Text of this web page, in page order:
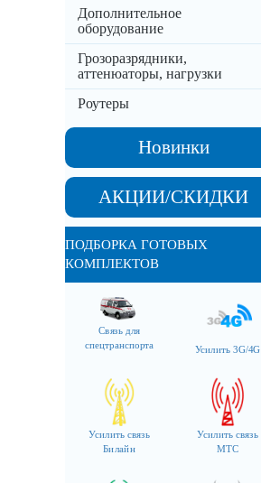
Дополнительное
оборудование
Грозоразрядники,
аттенюаторы, нагрузки
Роутеры
Новинки
АКЦИИ/СКИДКИ
ПОДБОРКА ГОТОВЫХ
КОМПЛЕКТОВ
Связь для
спецтранспорта
Усилить 3G/4G
Усилить связь
Билайн
Усилить связь
МТС